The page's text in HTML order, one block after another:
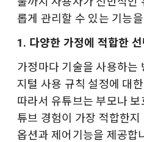
롭게 관리할 수 있는 기능
1. 다양한 가정에 적합한
가정마다 기술을 사용하는
지털 사용 규칙 설정에 대
따라서 유튜브는 부모나
튜브 경험이 가장 적합한
옵션과 제어기능을 제공합